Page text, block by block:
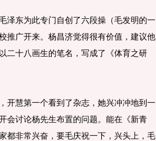
东为此专门自创了六段操（毛发明的一
推广开来。杨昌济觉得很有价值，建议他
二十八画生的笔名，写成了《体育之研
慧第一个看到了杂志，她兴冲冲地到一
会讨论杨先生布置的问题。能在《新青
都非常兴奋，要毛庆祝一下，兴头上，毛